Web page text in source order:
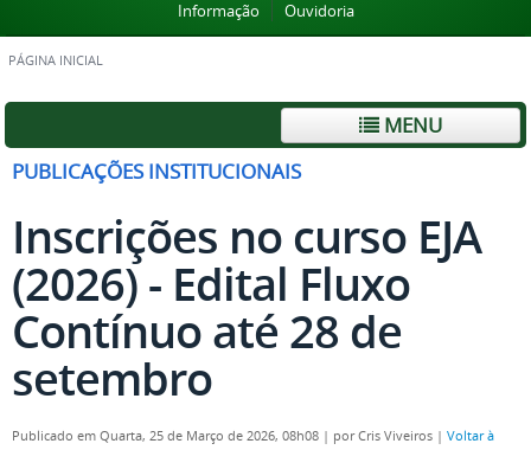
Informação
Ouvidoria
PÁGINA INICIAL
MENU
PUBLICAÇÕES INSTITUCIONAIS
Inscrições no curso EJA
(2026) - Edital Fluxo
Contínuo até 28 de
setembro
Publicado em Quarta, 25 de Março de 2026, 08h08 | por Cris Viveiros | Voltar à